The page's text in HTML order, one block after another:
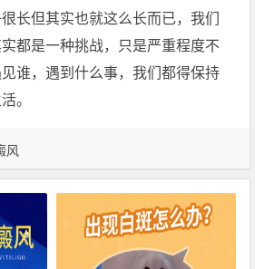
风
长但其实也就这么长而已，我们
都是一种挑战，只是严重程度不
谁，遇到什么事，我们都得保持
。